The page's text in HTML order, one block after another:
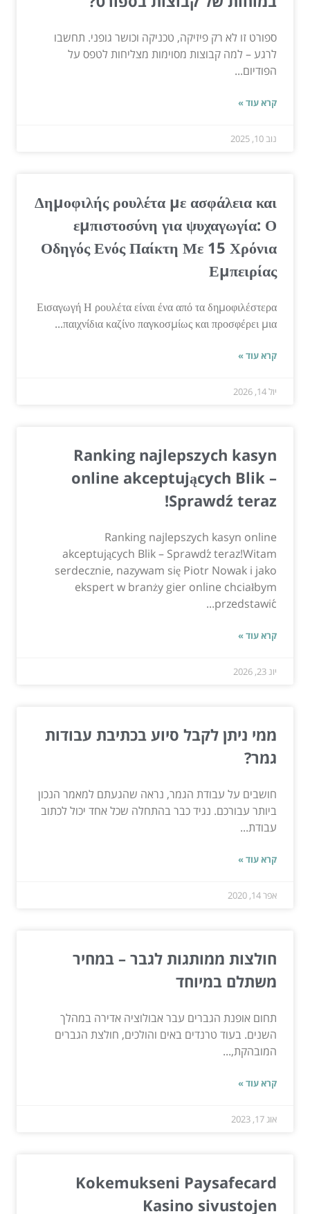
ספורט זו לא רק פיזיקה, טכניקה וכושר גופני. תחשבו
לרגע – למה קבוצות מסוימות מצליחות לטפס על
הפודיום...
קרא עוד »
נוב 10, 2025
Δημοφιλής ρουλέτα με ασφάλεια και
εμπιστοσύνη για ψυχαγωγία: Ο
Οδηγός Ενός Παίκτη Με 15 Χρόνια
Εμπειρίας
Εισαγωγή Η ρουλέτα είναι ένα από τα δημοφιλέστερα
παιχνίδια καζίνο παγκοσμίως και προσφέρει μια...
קרא עוד »
יול 14, 2026
Ranking najlepszych kasyn
online akceptujących Blik –
Sprawdź teraz!
Ranking najlepszych kasyn online
akceptujących Blik – Sprawdź teraz!Witam
serdecznie, nazywam się Piotr Nowak i jako
ekspert w branży gier online chciałbym
przedstawić...
קרא עוד »
יונ 23, 2026
ממי ניתן לקבל סיוע בכתיבת עבודות
גמר?
חושבים על עבודת הגמר, נראה שהגעתם למאמר הנכון
ביותר עבורכם. נגיד כבר בהתחלה שכל אחד יכול לכתוב
עבודת...
קרא עוד »
אפר 14, 2020
חולצות ממותגות לגבר – במחיר
משתלם במיוחד
תחום אופנת הגברים עבר אבולוציה אדירה במהלך
השנים. בעוד טרנדים באים והולכים, חולצת הגברים
המובהקת,...
קרא עוד »
אוג 17, 2023
Kokemukseni Paysafecard
Kasino sivustojen